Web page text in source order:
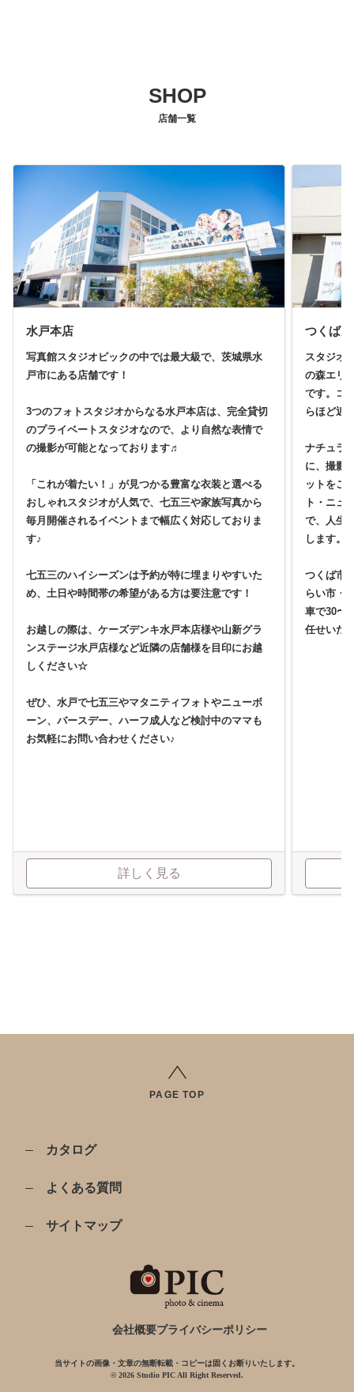
SHOP
店舗一覧
水戸本店
写真館スタジオピックの中では最大級で、茨城県水
戸市にある店舗です！
3つのフォトスタジオからなる水戸本店は、完全貸切
のプライベートスタジオなので、より自然な表情で
の撮影が可能となっております♬
「これが着たい！」が見つかる豊富な衣装と選べる
おしゃれスタジオが人気で、七五三や家族写真から
毎月開催されるイベントまで幅広く対応しておりま
す♪
七五三のハイシーズンは予約が特に埋まりやすいた
め、土日や時間帯の希望がある方は要注意です！
お越しの際は、ケーズデンキ水戸本店様や山新グラ
ンステージ水戸店様など近隣の店舗様を目印にお越
しください☆
ぜひ、水戸で七五三やマタニティフォトやニューボ
ーン、バースデー、ハーフ成人など検討中のママも
お気軽にお問い合わせください♪
詳しく見る
つくば店
スタジオ
の森エリ
です。コ
らほど近
ナチュラ
に、撮影
ットをご
ト・ニュ
で、人生
します。
つくば市
らい市・
車で30〜
任せいた
PAGE TOP
カタログ
よくある質問
サイトマップ
会社概要プライバシーポリシー
当サイトの画像・文章の無断転載・コピーは固くお断りいたします。
© 2026 Studio PIC All Right Reserved.